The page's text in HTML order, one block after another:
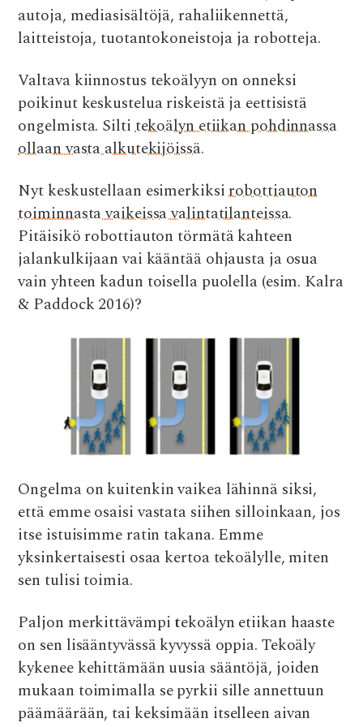
o
o
r A
p
t
autoja, mediasisältöjä, rahaliikennettä,
laitteistoja, tuotantokoneistoja ja robotteja.
Valtava kiinnostus tekoälyyn on onneksi
poikinut keskustelua riskeistä ja eettisistä
ongelmista. Siltitekoälyn etiikan pohdinnassa
ollaan vasta alkutekijöissä.
Nyt keskustellaan esimerkiksirobottiauton
toiminnasta vaikeissa valintatilanteissa.
Pitäisikö robottiauton törmätä kahteen
jalankulkijaan vai kääntää ohjausta ja osua
vain yhteen kadun toisella puolella (esim. Kalra
& Paddock 2016)?
Ongelma on kuitenkin vaikea lähinnä siksi,
että emme osaisi vastata siihen silloinkaan, jos
itse istuisimme ratin takana. Emme
yksinkertaisesti osaa kertoa tekoälylle, miten
sen tulisi toimia.
Paljon merkittävämpitekoälyn etiikan haaste
on sen lisääntyvässä kyvyssä oppia. Tekoäly
kykenee kehittämään uusia sääntöjä, joiden
mukaan toimimalla se pyrkii sille annettuun
päämäärään, tai keksimään itselleen aivan